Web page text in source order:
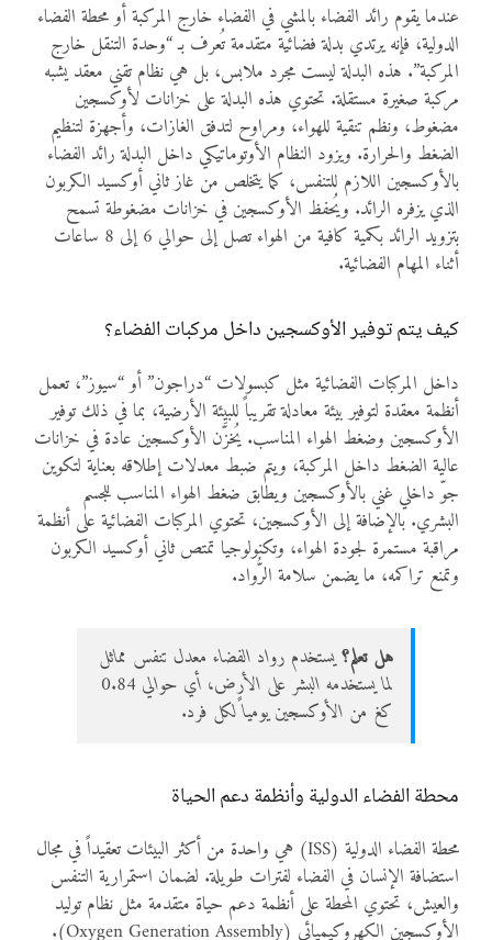
عندما يقوم رائد الفضاء بالمشي في الفضاء خارج المركبة أو محطة الفضاء
الدولية، فإنه يرتدي بدلة فضائية متقدمة تُعرف بـ “وحدة التنقل خارج
المركبة”. هذه البدلة ليست مجرد ملابس، بل هي نظام تقني معقد يشبه
مركبة صغيرة مستقلة. تحتوي هذه البدلة على خزانات لأوكسجين
مضغوط، ونظم تنقية للهواء، ومراوح لتدفق الغازات، وأجهزة لتنظيم
الضغط والحرارة. ويزود النظام الأوتوماتيكي داخل البدلة رائد الفضاء
بالأوكسجين اللازم للتنفس، كما يتخلص من غاز ثاني أوكسيد الكربون
الذي يزفره الرائد. ويُحفظ الأوكسجين في خزانات مضغوطة تسمح
بتزويد الرائد بكمية كافية من الهواء تصل إلى حوالي 6 إلى 8 ساعات
أثناء المهام الفضائية.
كيف يتم توفير الأوكسجين داخل مركبات الفضاء؟
داخل المركبات الفضائية مثل كبسولات “دراجون” أو “سيوز”، تعمل
أنظمة معقدة لتوفير بيئة معادلة تقريباً للبيئة الأرضية، بما في ذلك توفير
الأوكسجين وضغط الهواء المناسب. يُخزَّن الأوكسجين عادة في خزانات
عالية الضغط داخل المركبة، ويتم ضبط معدلات إطلاقه بعناية لتكوين
جوّ داخلي غني بالأوكسجين ويطابق ضغط الهواء المناسب للجسم
البشري. بالإضافة إلى الأوكسجين، تحتوي المركبات الفضائية على أنظمة
مراقبة مستمرة لجودة الهواء، وتكنولوجيا تمتص ثاني أوكسيد الكربون
وتمنع تراكمه، ما يضمن سلامة الرُّواد.
هل تعلم؟يستخدم رواد الفضاء معدل تنفس مماثل
لما يستخدمه البشر على الأرض، أي حوالي 0.84
كغ من الأوكسجين يومياً لكل فرد.
محطة الفضاء الدولية وأنظمة دعم الحياة
محطة الفضاء الدولية (ISS) هي واحدة من أكثر البيئات تعقيداً في مجال
استضافة الإنسان في الفضاء لفترات طويلة. لضمان استمرارية التنفس
والعيش، تحتوي المحطة على أنظمة دعم حياة متقدمة مثل نظام توليد
الأوكسجين الكهروكيميائي (Oxygen Generation Assembly).